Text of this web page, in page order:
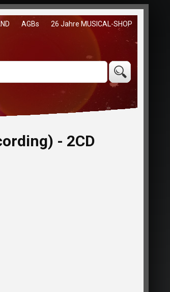
AGBs 26 Jahre MUSICAL-SHOP
- 2CD